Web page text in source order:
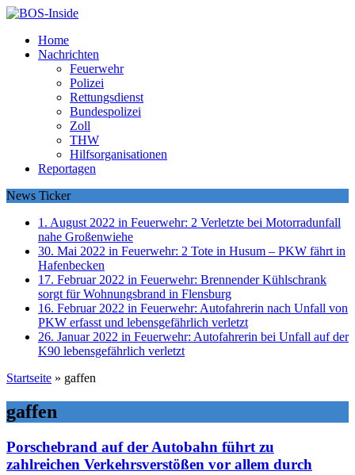
Home
Nachrichten
Feuerwehr
Polizei
Rettungsdienst
Bundespolizei
Zoll
THW
Hilfsorganisationen
Reportagen
News Ticker
1. August 2022 in Feuerwehr: 2 Verletzte bei Motorradunfall
nahe Großenwiehe
30. Mai 2022 in Feuerwehr: 2 Tote in Husum – PKW fährt in
Hafenbecken
17. Februar 2022 in Feuerwehr: Brennender Kühlschrank
sorgt für Wohnungsbrand in Flensburg
16. Februar 2022 in Feuerwehr: Autofahrerin nach Unfall von
PKW erfasst und lebensgefährlich verletzt
26. Januar 2022 in Feuerwehr: Autofahrerin bei Unfall auf der
K90 lebensgefährlich verletzt
Startseite » gaffen
gaffen
Porschebrand auf der Autobahn führt zu
zahlreichen Verkehrsverstößen vor allem durch